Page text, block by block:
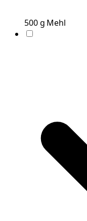
500g Mehl